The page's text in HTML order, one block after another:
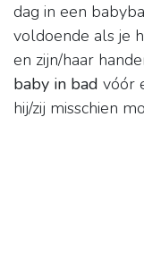
dag in een
voldoende als je
en zijn/haar
baby in bad vóór
hij/zij misschien